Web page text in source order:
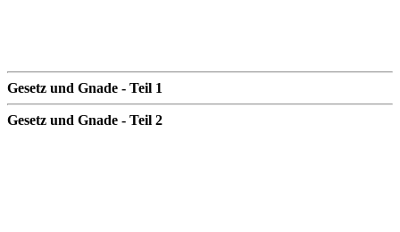
Gesetz und Gnade - Teil 1
Gesetz und Gnade - Teil 2